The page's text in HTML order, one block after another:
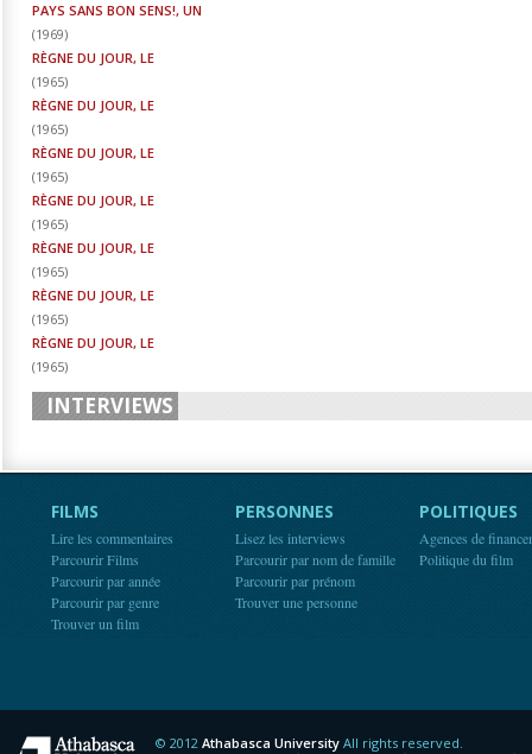
PAYS SANS BON SENS!, UN
(1969)
RÈGNE DU JOUR, LE
(1965)
RÈGNE DU JOUR, LE
(1965)
RÈGNE DU JOUR, LE
(1965)
RÈGNE DU JOUR, LE
(1965)
RÈGNE DU JOUR, LE
(1965)
RÈGNE DU JOUR, LE
(1965)
RÈGNE DU JOUR, LE
(1965)
INTERVIEWS
FILMS
Lire les commentaires
Parcourir Films
Parcourir par année
Parcourir par genre
Trouver un film
PERSONNES
Lisez les interviews
Parcourir par nom de famille
Parcourir par prénom
Trouver une personne
POLITIQUES
Agences de
Politique du film
© 2012 Athabasca University All rights reserved.